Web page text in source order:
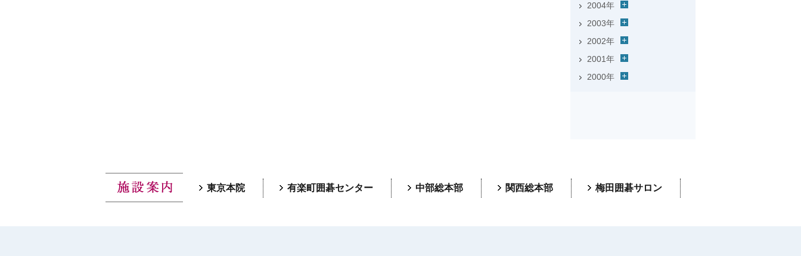
2004年
2003年
2002年
2001年
2000年
東京本院 有楽町囲碁センター 中部総本部 関西総本部 梅田囲碁サロン